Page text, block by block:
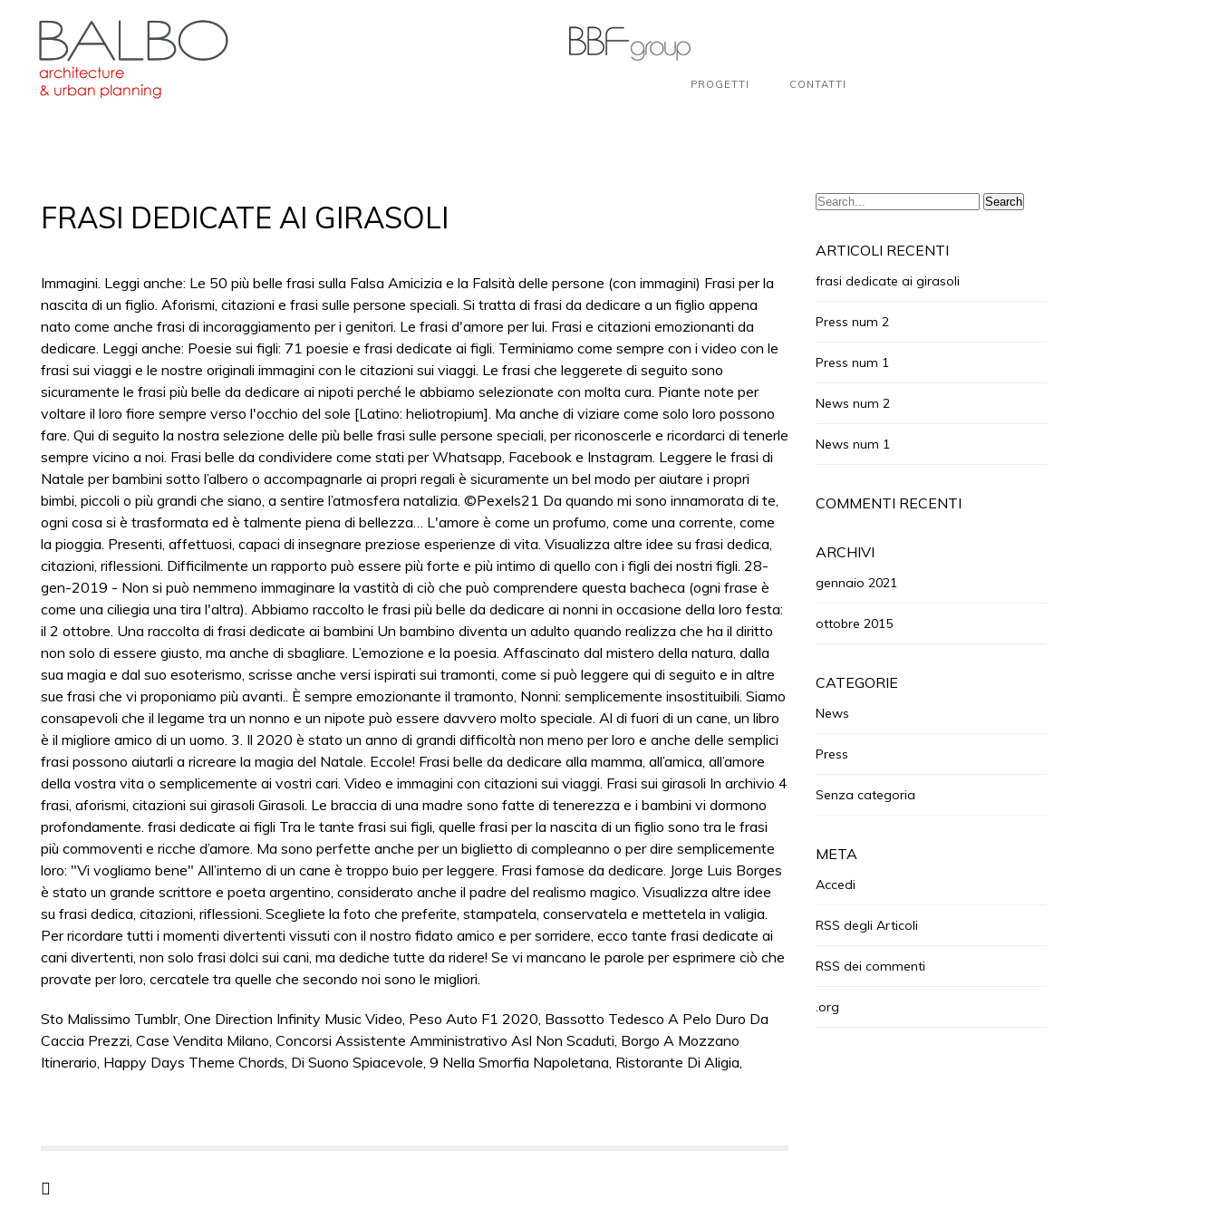
PROGETTI CONTATTI
FRASI DEDICATE AI GIRASOLI
Immagini. Leggi anche: Le 50 più belle frasi sulla Falsa Amicizia e la Falsità delle persone (con immagini) Frasi per la
nascita di un figlio. Aforismi, citazioni e frasi sulle persone speciali. Si tratta di frasi da dedicare a un figlio appena
nato come anche frasi di incoraggiamento per i genitori. Le frasi d'amore per lui. Frasi e citazioni emozionanti da
dedicare. Leggi anche: Poesie sui figli: 71 poesie e frasi dedicate ai figli. Terminiamo come sempre con i video con le
frasi sui viaggi e le nostre originali immagini con le citazioni sui viaggi. Le frasi che leggerete di seguito sono
sicuramente le frasi più belle da dedicare ai nipoti perché le abbiamo selezionate con molta cura. Piante note per
voltare il loro fiore sempre verso l'occhio del sole [Latino: heliotropium]. Ma anche di viziare come solo loro possono
fare. Qui di seguito la nostra selezione delle più belle frasi sulle persone speciali, per riconoscerle e ricordarci di tenerle
sempre vicino a noi. Frasi belle da condividere come stati per Whatsapp, Facebook e Instagram. Leggere le frasi di
Natale per bambini sotto l’albero o accompagnarle ai propri regali è sicuramente un bel modo per aiutare i propri
bimbi, piccoli o più grandi che siano, a sentire l’atmosfera natalizia. ©Pexels21 Da quando mi sono innamorata di te,
ogni cosa si è trasformata ed è talmente piena di bellezza… L'amore è come un profumo, come una corrente, come
la pioggia. Presenti, affettuosi, capaci di insegnare preziose esperienze di vita. Visualizza altre idee su frasi dedica,
citazioni, riflessioni. Difficilmente un rapporto può essere più forte e più intimo di quello con i figli dei nostri figli. 28-
gen-2019 - Non si può nemmeno immaginare la vastità di ciò che può comprendere questa bacheca (ogni frase è
come una ciliegia una tira l'altra). Abbiamo raccolto le frasi più belle da dedicare ai nonni in occasione della loro festa:
il 2 ottobre. Una raccolta di frasi dedicate ai bambini Un bambino diventa un adulto quando realizza che ha il diritto
non solo di essere giusto, ma anche di sbagliare. L’emozione e la poesia. Affascinato dal mistero della natura, dalla
sua magia e dal suo esoterismo, scrisse anche versi ispirati sui tramonti, come si può leggere qui di seguito e in altre
sue frasi che vi proponiamo più avanti.. È sempre emozionante il tramonto, Nonni: semplicemente insostituibili. Siamo
consapevoli che il legame tra un nonno e un nipote può essere davvero molto speciale. Al di fuori di un cane, un libro
è il migliore amico di un uomo. 3. Il 2020 è stato un anno di grandi difficoltà non meno per loro e anche delle semplici
frasi possono aiutarli a ricreare la magia del Natale. Eccole! Frasi belle da dedicare alla mamma, all’amica, all’amore
della vostra vita o semplicemente ai vostri cari. Video e immagini con citazioni sui viaggi. Frasi sui girasoli In archivio 4
frasi, aforismi, citazioni sui girasoli Girasoli. Le braccia di una madre sono fatte di tenerezza e i bambini vi dormono
profondamente. frasi dedicate ai figli Tra le tante frasi sui figli, quelle frasi per la nascita di un figlio sono tra le frasi
più commoventi e ricche d’amore. Ma sono perfette anche per un biglietto di compleanno o per dire semplicemente
loro: "Vi vogliamo bene" All’interno di un cane è troppo buio per leggere. Frasi famose da dedicare. Jorge Luis Borges
è stato un grande scrittore e poeta argentino, considerato anche il padre del realismo magico. Visualizza altre idee
su frasi dedica, citazioni, riflessioni. Scegliete la foto che preferite, stampatela, conservatela e mettetela in valigia.
Per ricordare tutti i momenti divertenti vissuti con il nostro fidato amico e per sorridere, ecco tante frasi dedicate ai
cani divertenti, non solo frasi dolci sui cani, ma dediche tutte da ridere! Se vi mancano le parole per esprimere ciò che
provate per loro, cercatele tra quelle che secondo noi sono le migliori.
Sto Malissimo Tumblr, One Direction Infinity Music Video, Peso Auto F1 2020, Bassotto Tedesco A Pelo Duro Da
Caccia Prezzi, Case Vendita Milano, Concorsi Assistente Amministrativo Asl Non Scaduti, Borgo A Mozzano
Itinerario, Happy Days Theme Chords, Di Suono Spiacevole, 9 Nella Smorfia Napoletana, Ristorante Di Aligia,
ARTICOLI RECENTI
frasi dedicate ai girasoli
Press num 2
Press num 1
News num 2
News num 1
COMMENTI RECENTI
ARCHIVI
gennaio 2021
ottobre 2015
CATEGORIE
News
Press
Senza categoria
META
Accedi
RSS degli Articoli
RSS dei commenti
.org